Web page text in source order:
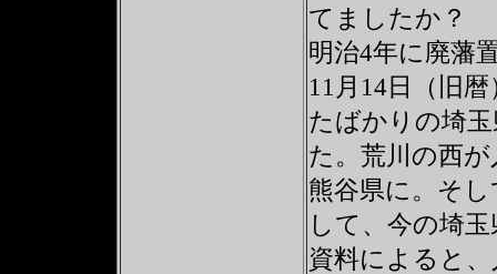
てましたか？
明治4年に廃藩
11月14日（旧
たばかりの埼
た。荒川の西
熊谷県に。そ
して、今の埼
資料によると